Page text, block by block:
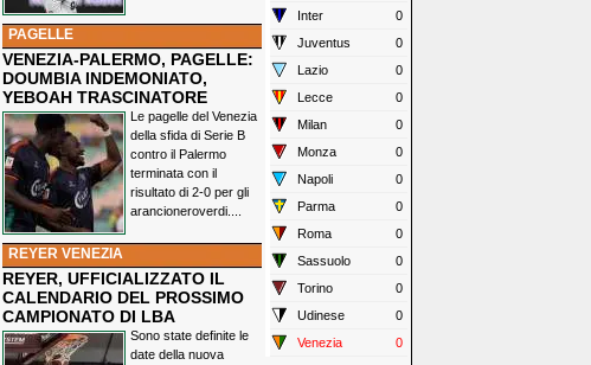
PAGELLE
VENEZIA-PALERMO, PAGELLE:
DOUMBIA INDEMONIATO,
YEBOAH TRASCINATORE
Le pagelle del Venezia
della sfida di Serie B
contro il Palermo
terminata con il
risultato di 2-0 per gli
arancioneroverdi....
REYER VENEZIA
REYER, UFFICIALIZZATO IL
CALENDARIO DEL PROSSIMO
CAMPIONATO DI LBA
Sono state definite le
date della nuova
Inter
0
Juventus
0
Lazio
0
Lecce
0
Milan
0
Monza
0
Napoli
0
Parma
0
Roma
0
Sassuolo
0
Torino
0
Udinese
0
Venezia
0